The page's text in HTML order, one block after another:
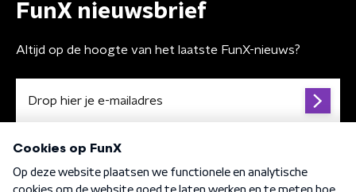
FunX nieuwsbrief
Altijd op de hoogte van het laatste FunX-nieuws?